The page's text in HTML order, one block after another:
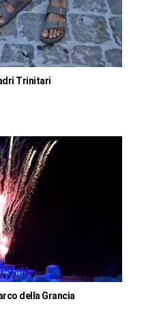
Trinitari
della Grancia